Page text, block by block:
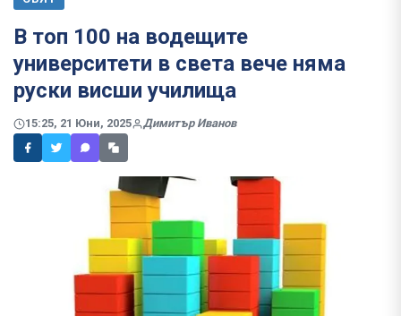
В топ 100 на водещите
университети в света вече няма
руски висши училища
15:25, 21 Юни, 2025 Димитър Иванов